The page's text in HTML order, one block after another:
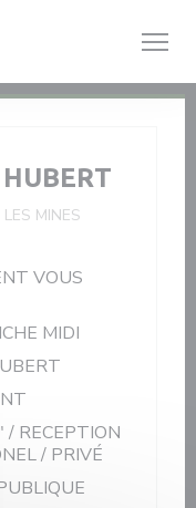
MINES
VOUS
MIDI
/ RECEPTION
/ PRIVÉ